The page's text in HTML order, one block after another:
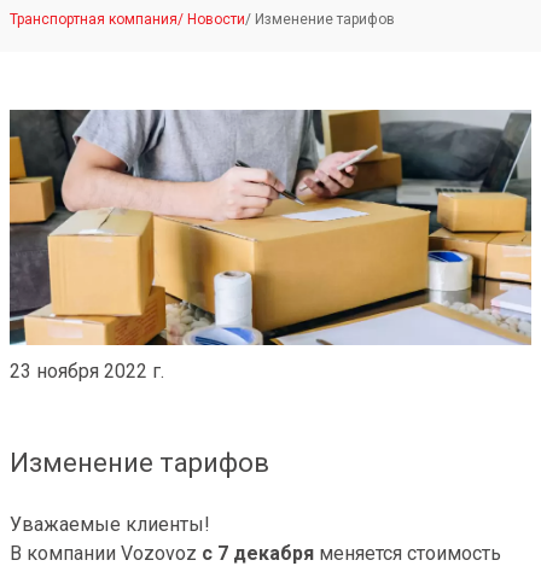
Транспортная компания/ Новости/ Изменение тарифов
23 ноября 2022 г.
Изменение тарифов
Уважаемые клиенты!
В компании Vozovoz с 7 декабря меняется стоимость